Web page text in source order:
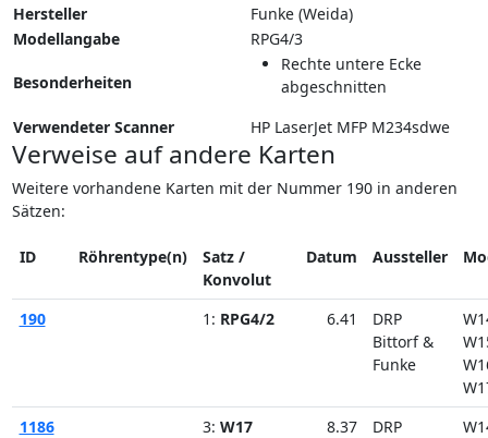
Hersteller
Funke (Weida)
Modellangabe
RPG4/3
Besonderheiten
Rechte untere Ecke
abgeschnitten
Verwendeter Scanner
HP LaserJet MFP M234sdwe
Verweise auf andere Karten
Weitere vorhandene Karten mit der Nummer 190 in anderen
Sätzen:
ID Röhrentype(n)
Satz /
Konvolut
Datum Aussteller
190 1: RPG4/2 6.41
DRP
Bittorf &
Funke
1186
3: W17 8.37
DRP